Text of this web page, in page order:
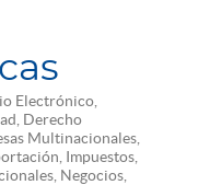
Electrónico,
Derecho
Multinacionales,
Impuestos,
Negocios,